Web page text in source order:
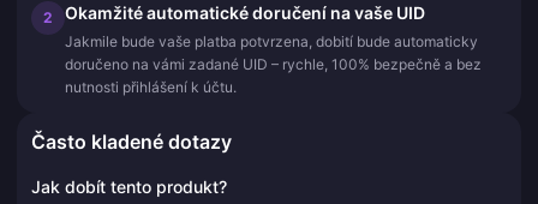
2 Okamžité automatické doručení na vaše UID
Jakmile bude vaše platba potvrzena, dobití bude automaticky
doručeno na vámi zadané UID – rychle, 100% bezpečně a bez
nutnosti přihlášení k účtu.
Často kladené dotazy
Jak dobít tento produkt?